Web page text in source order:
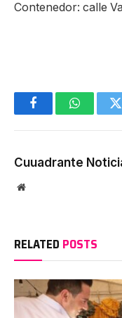
Contenedor: calle
Facebook
Cuuadrante
Website
RELATED POSTS